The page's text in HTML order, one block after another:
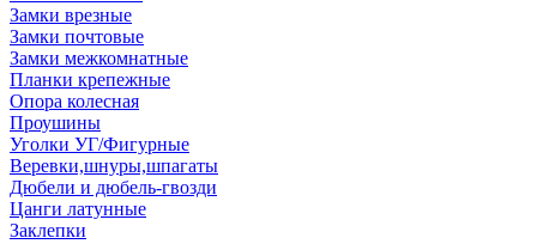
Замки врезные
Замки почтовые
Замки межкомнатные
Планки крепежные
Опора колесная
Проушины
Уголки УГ/Фигурные
Веревки,шнуры,шпагаты
Дюбели и дюбель-гвозди
Цанги латунные
Заклепки